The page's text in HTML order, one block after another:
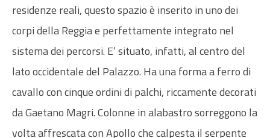
residenze reali, questo spazio è inserito in uno dei
corpi della Reggia e perfettamente integrato nel
sistema dei percorsi. E’ situato, infatti, al centro del
lato occidentale del Palazzo. Ha una forma a ferro di
cavallo con cinque ordini di palchi, riccamente decorati
da Gaetano Magri. Colonne in alabastro sorreggono la
volta affrescata con Apollo che calpesta il serpente